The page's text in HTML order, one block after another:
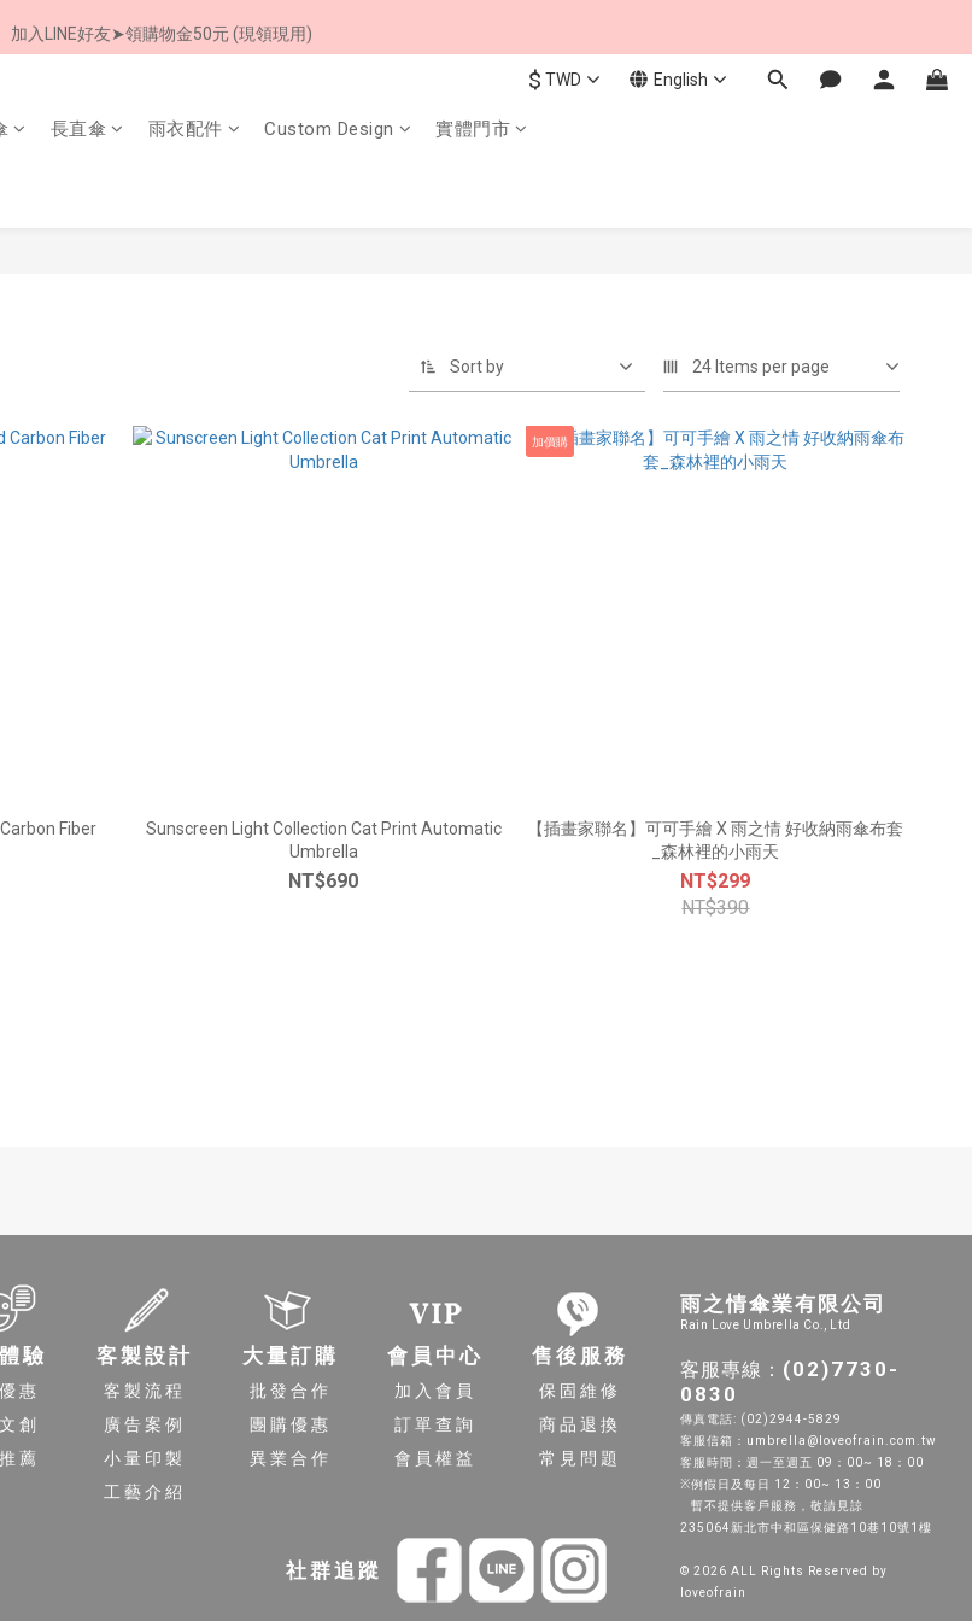
加入LINE好友➤領購物金50元 (現領現用)
加入LINE好友➤領購物金50元 (現領現用)
加入LINE好友➤領購物金50元 (現領現用)
$ TWD English
長直傘 雨衣配件 Custom Design 實體門市
Sort by 24 Items per page
Fiber
Sunscreen Light Collection Cat Print Automatic
Umbrella
NT$690
加價購
【插畫家聯名】可可手繪 X 雨之情 好收納雨傘布套
_森林裡的小雨天
NT$299
NT$390
驗
惠
創
薦
客製設計
客製流程
廣告案例
小量印製
工藝介紹
大量訂購
批發合作
團購優惠
異業合作
會員中心
加入會員
訂單查詢
會員權益
售後服務
保固維修
商品退換
常見問題
社群追蹤
雨之情傘業有限公司
Rain Love Umbrella Co., Ltd
客服專線： (02)7730-
0830
傳真電話: (02)2944-5829
客服信箱：umbrella@loveofrain.com.tw
客服時間：週一至週五 09：00~ 18：00
※例假日及每日 12：00~ 13：00
暫不提供客戶服務，敬請見諒
235064新北市中和區保健路10巷10號1樓
© 2026 ALL Rights Reserved by
loveofrain